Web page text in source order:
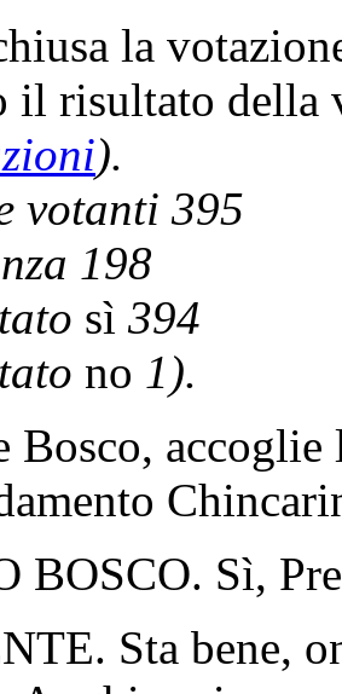
la
il risultato della
).
votanti 395
198
sì 394
no 1).
Bosco,
BOSCO. Sì,
Sta bene,